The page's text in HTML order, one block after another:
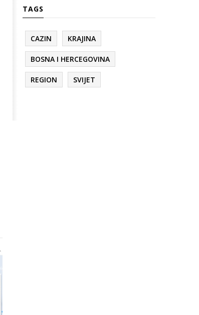
TAGS
CAZIN KRAJINA
BOSNA I HERCEGOVINA
REGION SVIJET